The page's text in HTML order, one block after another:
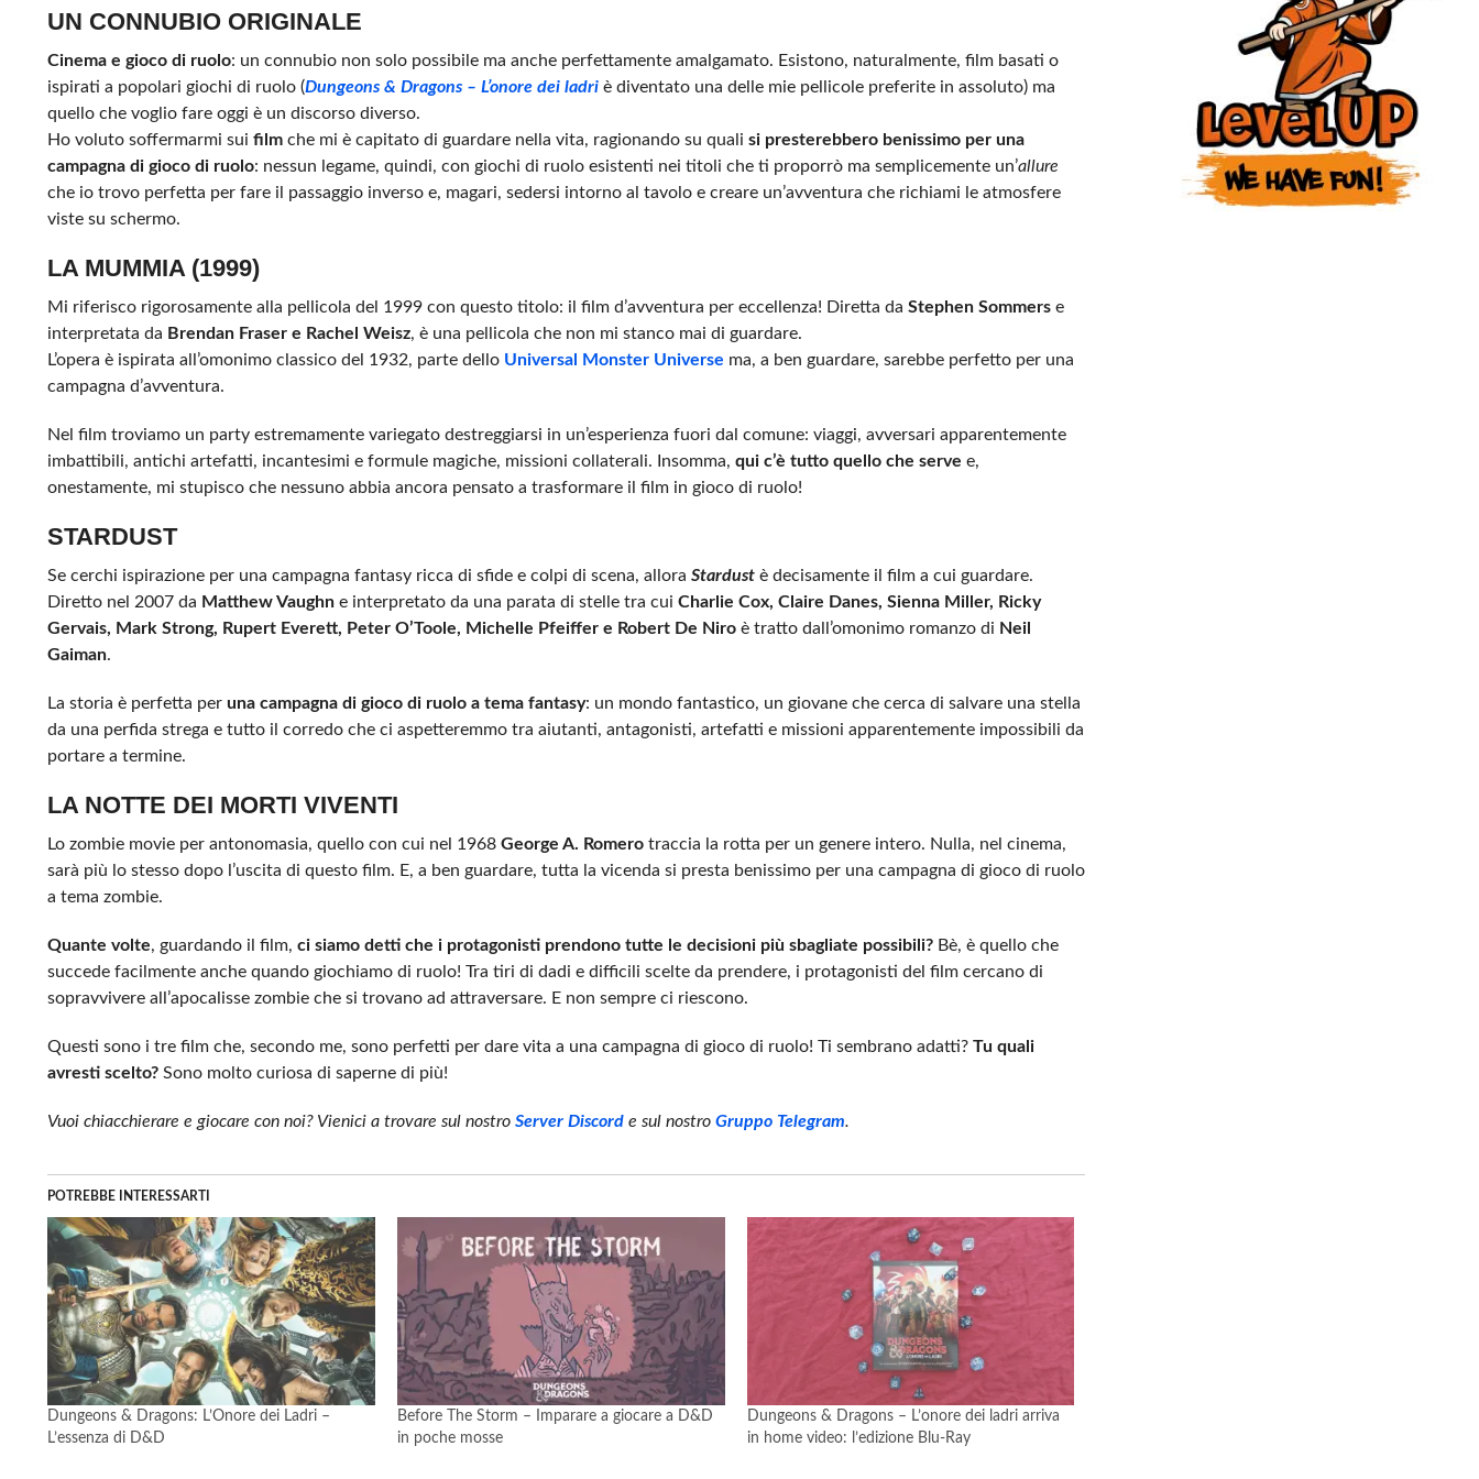
UN CONNUBIO ORIGINALE
Cinema e gioco di ruolo: un connubio non solo possibile ma anche perfettamente amalgamato. Esistono, naturalmente, film basati o
ispirati a popolari giochi di ruolo (Dungeons & Dragons – L’onore dei ladriè diventato una delle mie pellicole preferite in assoluto) ma
quello che voglio fare oggi è un discorso diverso.
Ho voluto soffermarmi sui filmche mi è capitato di guardare nella vita, ragionando su quali si presterebbero benissimo per una
campagna di gioco di ruolo: nessun legame, quindi, con giochi di ruolo esistenti nei titoli che ti proporrò ma semplicemente un’allure
che io trovo perfetta per fare il passaggio inverso e, magari, sedersi intorno al tavolo e creare un’avventura che richiami le atmosfere
viste su schermo.
LA MUMMIA (1999)
Mi riferisco rigorosamente alla pellicola del 1999 con questo titolo: il film d’avventura per eccellenza! Diretta da Stephen Sommerse
interpretata da Brendan Fraser e Rachel Weisz, è una pellicola che non mi stanco mai di guardare.
L’opera è ispirata all’omonimo classico del 1932, parte dello Universal Monster Universe ma, a ben guardare, sarebbe perfetto per una
campagna d’avventura.
Nel film troviamo un party estremamente variegato destreggiarsi in un’esperienza fuori dal comune: viaggi, avversari apparentemente
imbattibili, antichi artefatti, incantesimi e formule magiche, missioni collaterali. Insomma, qui c’è tutto quello che serve e,
onestamente, mi stupisco che nessuno abbia ancora pensato a trasformare il film in gioco di ruolo!
STARDUST
Se cerchi ispirazione per una campagna fantasy ricca di sfide e colpi di scena, allora Stardustè decisamente il film a cui guardare.
Diretto nel 2007 da Matthew Vaughne interpretato da una parata di stelle tra cui Charlie Cox, Claire Danes, Sienna Miller, Ricky
Gervais, Mark Strong, Rupert Everett, Peter O’Toole, Michelle Pfeiffer e Robert De Niroè tratto dall’omonimo romanzo di Neil
Gaiman.
La storia è perfetta per una campagna di gioco di ruolo a tema fantasy: un mondo fantastico, un giovane che cerca di salvare una stella
da una perfida strega e tutto il corredo che ci aspetteremmo tra aiutanti, antagonisti, artefatti e missioni apparentemente impossibili da
portare a termine.
LA NOTTE DEI MORTI VIVENTI
Lo zombie movie per antonomasia, quello con cui nel 1968 George A. Romerotraccia la rotta per un genere intero. Nulla, nel cinema,
sarà più lo stesso dopo l’uscita di questo film. E, a ben guardare, tutta la vicenda si presta benissimo per una campagna di gioco di ruolo
a tema zombie.
Quante volte, guardando il film, ci siamo detti che i protagonisti prendono tutte le decisioni più sbagliate possibili?Bè, è quello che
succede facilmente anche quando giochiamo di ruolo! Tra tiri di dadi e difficili scelte da prendere, i protagonisti del film cercano di
sopravvivere all’apocalisse zombie che si trovano ad attraversare. E non sempre ci riescono.
Questi sono i tre film che, secondo me, sono perfetti per dare vita a una campagna di gioco di ruolo! Ti sembrano adatti? Tu quali
avresti scelto?Sono molto curiosa di saperne di più!
Vuoi chiacchierare e giocare con noi? Vienici a trovare sul nostro Server Discorde sul nostro Gruppo Telegram.
POTREBBE INTERESSARTI
Dungeons & Dragons: L’Onore dei Ladri –
L’essenza di D&D
Before The Storm – Imparare a giocare a D&D
in poche mosse
Dungeons & Dragons – L’onore dei ladri arriva
in home video: l’edizione Blu-Ray